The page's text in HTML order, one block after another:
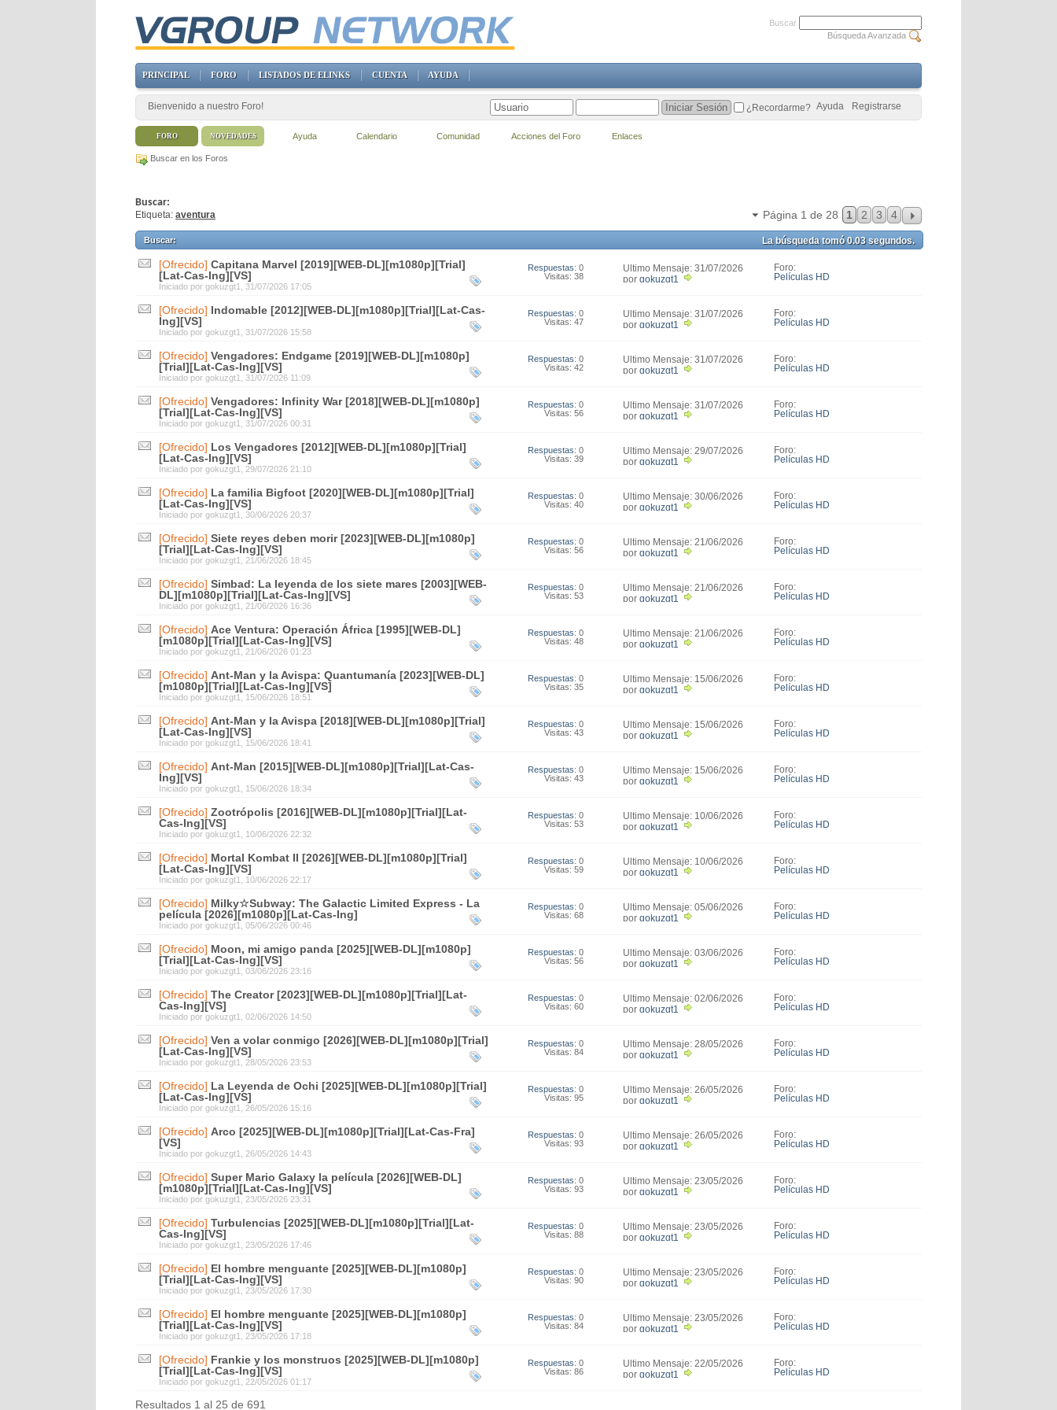
Buscar en los Foros
Buscar:
Etiqueta: aventura Página 1 de 28 1 2 3 4
Buscar: La búsqueda tomó0.03segundos.
[Ofrecido] Capitana Marvel [2019][WEB-DL][m1080p][Trial]
[Lat-Cas-Ing][VS]
Iniciado por gokuzgt1 , 31/07/2026 17:05
Respuestas: 0
Visitas: 38
Último Mensaje: 31/07/2026
17:05
por gokuzgt1
Foro:
Películas HD
[Ofrecido] Indomable [2012][WEB-DL][m1080p][Trial][Lat-Cas-
Ing][VS]
Iniciado por gokuzgt1 , 31/07/2026 15:58
Respuestas: 0
Visitas: 47
Último Mensaje: 31/07/2026
15:58
por gokuzgt1
Foro:
Películas HD
[Ofrecido] Vengadores: Endgame [2019][WEB-DL][m1080p]
[Trial][Lat-Cas-Ing][VS]
Iniciado por gokuzgt1 , 31/07/2026 11:09
Respuestas: 0
Visitas: 42
Último Mensaje: 31/07/2026
11:09
por gokuzgt1
Foro:
Películas HD
[Ofrecido] Vengadores: Infinity War [2018][WEB-DL][m1080p]
[Trial][Lat-Cas-Ing][VS]
Iniciado por gokuzgt1 , 31/07/2026 00:31
Respuestas: 0
Visitas: 56
Último Mensaje: 31/07/2026
00:31
por gokuzgt1
Foro:
Películas HD
[Ofrecido] Los Vengadores [2012][WEB-DL][m1080p][Trial]
[Lat-Cas-Ing][VS]
Iniciado por gokuzgt1 , 29/07/2026 21:10
Respuestas: 0
Visitas: 39
Último Mensaje: 29/07/2026
21:10
por gokuzgt1
Foro:
Películas HD
[Ofrecido] La familia Bigfoot [2020][WEB-DL][m1080p][Trial]
[Lat-Cas-Ing][VS]
Iniciado por gokuzgt1 , 30/06/2026 20:37
Respuestas: 0
Visitas: 40
Último Mensaje: 30/06/2026
20:37
por gokuzgt1
Foro:
Películas HD
[Ofrecido] Siete reyes deben morir [2023][WEB-DL][m1080p]
[Trial][Lat-Cas-Ing][VS]
Iniciado por gokuzgt1 , 21/06/2026 18:45
Respuestas: 0
Visitas: 56
Último Mensaje: 21/06/2026
18:45
por gokuzgt1
Foro:
Películas HD
[Ofrecido] Simbad: La leyenda de los siete mares [2003][WEB-
DL][m1080p][Trial][Lat-Cas-Ing][VS]
Iniciado por gokuzgt1 , 21/06/2026 16:36
Respuestas: 0
Visitas: 53
Último Mensaje: 21/06/2026
16:36
por gokuzgt1
Foro:
Películas HD
[Ofrecido] Ace Ventura: Operación África [1995][WEB-DL]
[m1080p][Trial][Lat-Cas-Ing][VS]
Iniciado por gokuzgt1 , 21/06/2026 01:23
Respuestas: 0
Visitas: 48
Último Mensaje: 21/06/2026
01:23
por gokuzgt1
Foro:
Películas HD
[Ofrecido] Ant-Man y la Avispa: Quantumanía [2023][WEB-DL]
[m1080p][Trial][Lat-Cas-Ing][VS]
Iniciado por gokuzgt1 , 15/06/2026 18:51
Respuestas: 0
Visitas: 35
Último Mensaje: 15/06/2026
18:51
por gokuzgt1
Foro:
Películas HD
[Ofrecido] Ant-Man y la Avispa [2018][WEB-DL][m1080p][Trial]
[Lat-Cas-Ing][VS]
Iniciado por gokuzgt1 , 15/06/2026 18:41
Respuestas: 0
Visitas: 43
Último Mensaje: 15/06/2026
18:41
por gokuzgt1
Foro:
Películas HD
[Ofrecido] Ant-Man [2015][WEB-DL][m1080p][Trial][Lat-Cas-
Ing][VS]
Iniciado por gokuzgt1 , 15/06/2026 18:34
Respuestas: 0
Visitas: 43
Último Mensaje: 15/06/2026
18:34
por gokuzgt1
Foro:
Películas HD
[Ofrecido] Zootrópolis [2016][WEB-DL][m1080p][Trial][Lat-
Cas-Ing][VS]
Iniciado por gokuzgt1 , 10/06/2026 22:32
Respuestas: 0
Visitas: 53
Último Mensaje: 10/06/2026
22:32
por gokuzgt1
Foro:
Películas HD
[Ofrecido] Mortal Kombat II [2026][WEB-DL][m1080p][Trial]
[Lat-Cas-Ing][VS]
Iniciado por gokuzgt1 , 10/06/2026 22:17
Respuestas: 0
Visitas: 59
Último Mensaje: 10/06/2026
22:17
por gokuzgt1
Foro:
Películas HD
[Ofrecido] Milky☆Subway: The Galactic Limited Express - La
película [2026][m1080p][Lat-Cas-Ing]
Iniciado por gokuzgt1 , 05/06/2026 00:46
Respuestas: 0
Visitas: 68
Último Mensaje: 05/06/2026
00:46
por gokuzgt1
Foro:
Películas HD
[Ofrecido] Moon, mi amigo panda [2025][WEB-DL][m1080p]
[Trial][Lat-Cas-Ing][VS]
Iniciado por gokuzgt1 , 03/06/2026 23:16
Respuestas: 0
Visitas: 56
Último Mensaje: 03/06/2026
23:16
por gokuzgt1
Foro:
Películas HD
[Ofrecido] The Creator [2023][WEB-DL][m1080p][Trial][Lat-
Cas-Ing][VS]
Iniciado por gokuzgt1 , 02/06/2026 14:50
Respuestas: 0
Visitas: 60
Último Mensaje: 02/06/2026
14:50
por gokuzgt1
Foro:
Películas HD
[Ofrecido] Ven a volar conmigo [2026][WEB-DL][m1080p][Trial]
[Lat-Cas-Ing][VS]
Iniciado por gokuzgt1 , 28/05/2026 23:53
Respuestas: 0
Visitas: 84
Último Mensaje: 28/05/2026
23:53
por gokuzgt1
Foro:
Películas HD
[Ofrecido] La Leyenda de Ochi [2025][WEB-DL][m1080p][Trial]
[Lat-Cas-Ing][VS]
Iniciado por gokuzgt1 , 26/05/2026 15:16
Respuestas: 0
Visitas: 95
Último Mensaje: 26/05/2026
15:16
por gokuzgt1
Foro:
Películas HD
[Ofrecido] Arco [2025][WEB-DL][m1080p][Trial][Lat-Cas-Fra]
[VS]
Iniciado por gokuzgt1 , 26/05/2026 14:43
Respuestas: 0
Visitas: 93
Último Mensaje: 26/05/2026
14:43
por gokuzgt1
Foro:
Películas HD
[Ofrecido] Super Mario Galaxy la película [2026][WEB-DL]
[m1080p][Trial][Lat-Cas-Ing][VS]
Iniciado por gokuzgt1 , 23/05/2026 23:31
Respuestas: 0
Visitas: 93
Último Mensaje: 23/05/2026
23:31
por gokuzgt1
Foro:
Películas HD
[Ofrecido] Turbulencias [2025][WEB-DL][m1080p][Trial][Lat-
Cas-Ing][VS]
Iniciado por gokuzgt1 , 23/05/2026 17:46
Respuestas: 0
Visitas: 88
Último Mensaje: 23/05/2026
17:46
por gokuzgt1
Foro:
Películas HD
[Ofrecido] El hombre menguante [2025][WEB-DL][m1080p]
[Trial][Lat-Cas-Ing][VS]
Iniciado por gokuzgt1 , 23/05/2026 17:30
Respuestas: 0
Visitas: 90
Último Mensaje: 23/05/2026
17:30
por gokuzgt1
Foro:
Películas HD
[Ofrecido] El hombre menguante [2025][WEB-DL][m1080p]
[Trial][Lat-Cas-Ing][VS]
Iniciado por gokuzgt1 , 23/05/2026 17:18
Respuestas: 0
Visitas: 84
Último Mensaje: 23/05/2026
17:18
por gokuzgt1
Foro:
Películas HD
[Ofrecido] Frankie y los monstruos [2025][WEB-DL][m1080p]
[Trial][Lat-Cas-Ing][VS]
Iniciado por gokuzgt1 , 22/05/2026 01:17
Respuestas: 0
Visitas: 86
Último Mensaje: 22/05/2026
01:17
por gokuzgt1
Foro:
Películas HD
Resultados 1 al 25 de 691
Buscar
Búsqueda Avanzada
PRINCIPAL FORO LISTADOS DE ELINKS CUENTA AYUDA
Bienvenido a nuestro Foro! Registrarse
Ayuda
¿Recordarme?
FORO Ayuda Calendario Comunidad Acciones del Foro Enlaces
NOVEDADES